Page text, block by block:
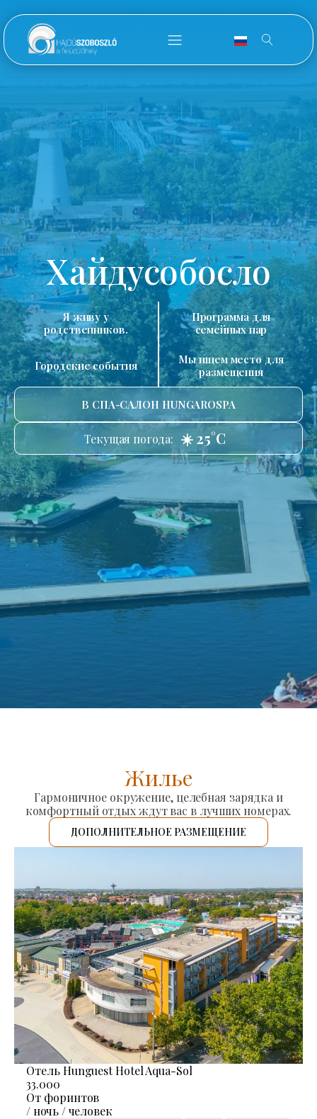
Хайдусобосло
Я живу у
родственников.
Программа для
семейных пар
Городские события
Мы ищем место для
размещения
В СПА-САЛОН HUNGAROSPA
Текущая погода: ☀️ 25°C
Жилье
Гармоничное окружение, целебная зарядка и
комфортный отдых ждут вас в лучших номерах.
ДОПОЛНИТЕЛЬНОЕ РАЗМЕЩЕНИЕ
Отель Hunguest Hotel Aqua-Sol
33.000
От форинтов
/ ночь / человек